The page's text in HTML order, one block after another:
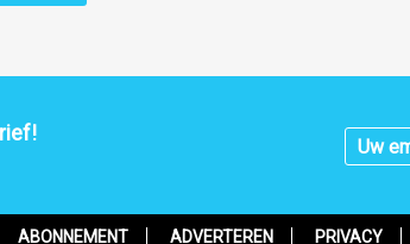
ABONNEMENT ADVERTEREN PRIVACY